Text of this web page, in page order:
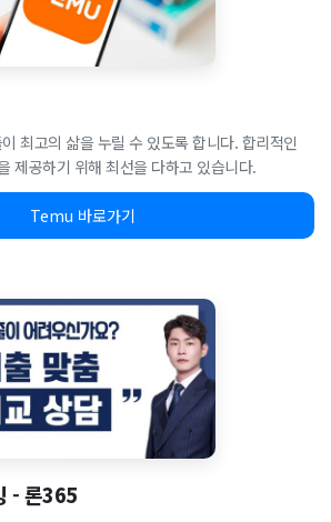
최고의 삶을 누릴 수 있도록 합니다. 합리적인
제공하기 위해 최선을 다하고 있습니다.
Temu 바로가기
- 론365